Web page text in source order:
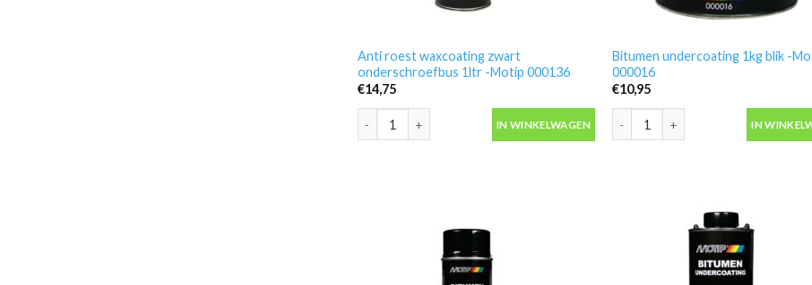
Anti roest waxcoating zwart
onderschroefbus 1ltr -Motip 000136
€14,75
Anti roest waxcoating zwart onderschroefbus 1ltr -Motip 000136 aantal
IN WINKELWAGEN
Bitumen undercoating 1kg blik -
000016
€10,95
Bitumen undercoating 1kg blik -
IN